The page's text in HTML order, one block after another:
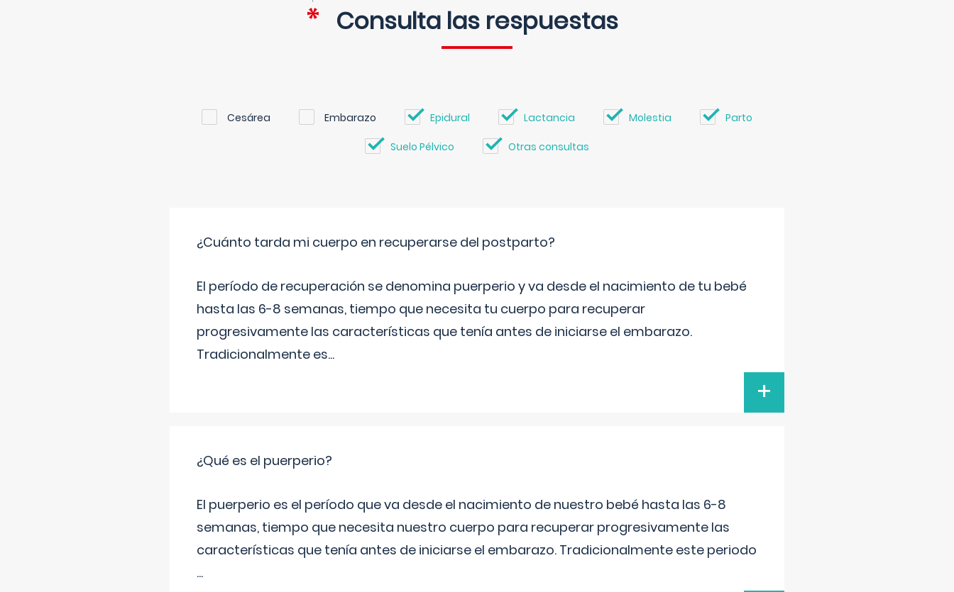
Consulta las respuestas
Cesárea Embarazo Epidural Lactancia Molestia Parto
Suelo Pélvico Otras consultas
¿Cuánto tarda mi cuerpo en recuperarse del postparto?
El período de recuperación se denomina puerperio y va desde el nacimiento de tu bebé
hasta las 6-8 semanas, tiempo que necesita tu cuerpo para recuperar
progresivamente las características que tenía antes de iniciarse el embarazo.
Tradicionalmente es...
+
¿Qué es el puerperio?
El puerperio es el período que va desde el nacimiento de nuestro bebé hasta las 6-8
semanas, tiempo que necesita nuestro cuerpo para recuperar progresivamente las
características que tenía antes de iniciarse el embarazo. Tradicionalmente este periodo
...